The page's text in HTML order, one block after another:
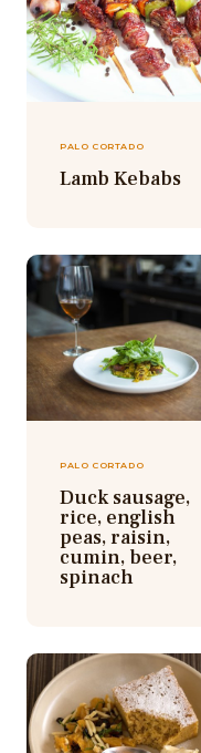
PALO CORTADO
Lamb Kebabs
PALO CORTADO
Duck sausage,
rice, english
peas, raisin,
cumin, beer,
spinach